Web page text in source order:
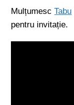
MulțumescTabu
pentru invitație.